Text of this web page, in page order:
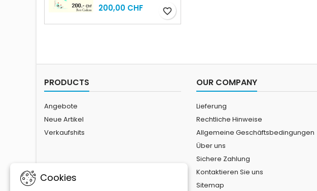
200,00 CHF favorite_border
PRODUCTS
Angebote
Neue Artikel
Verkaufshits
OUR COMPANY
Lieferung
Rechtliche Hinweise
Allgemeine Geschäftsbedingungen
Über uns
Sichere Zahlung
Kontaktieren Sie uns
Sitemap
Cookies